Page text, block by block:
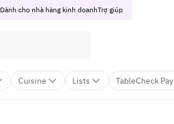
Dành cho nhà hàng kinh doanhTrợ giúp
Cuisine Lists TableCheck Pay